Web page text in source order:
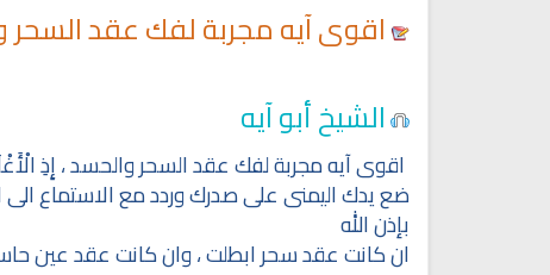
اقوى آيه مجربة لفك عقد السحر
الشيخ أبو آيه
اقوى آيه مجربة لفك عقد السحر والحسد ، إِذِ
ضع يدك اليمنى على صدرك وردد مع الاستماع الى
بإذن الله
ان كانت عقد سحر ابطلت ، وان كانت عقد عين